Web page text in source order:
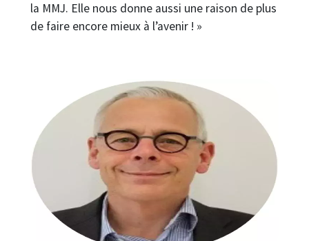
la MMJ. Elle nous donne aussi une raison de plus
de faire encore mieux à l’avenir ! »